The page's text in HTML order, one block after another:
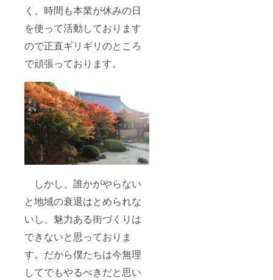
く、時間も本業が休みの日
を使って活動しております
ので正直ギリギリのところ
で頑張っております。
しかし、誰かがやらない
と地域の衰退はとめられな
いし、魅力ある街づくりは
できないと思っておりま
す。だから僕たちは今無理
してでもやるべきだと思い